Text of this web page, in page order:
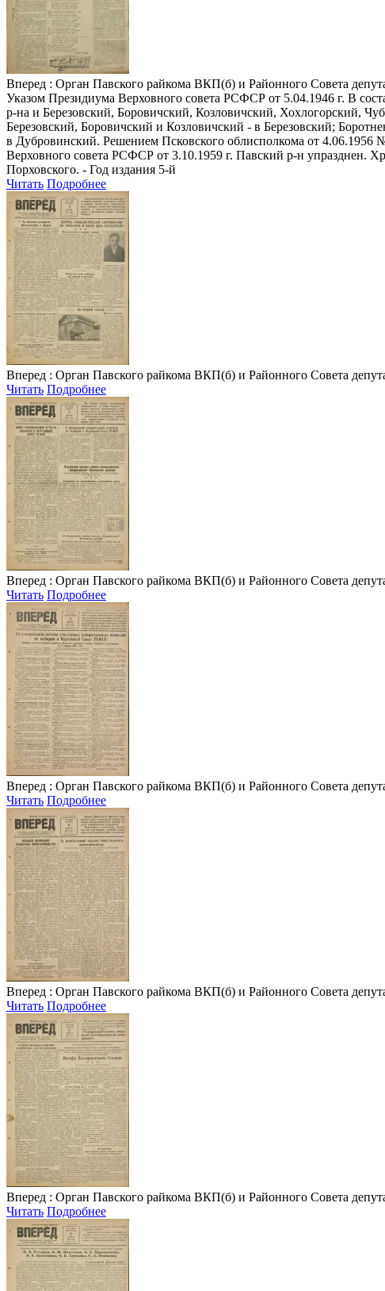
Вперед : Орган Павского райкома ВКП(б) и Районного Совета
Указом Президиума Верховного совета РСФСР от 5.04.1946 г. В
р-на и Березовский, Боровичский, Козловичский, Хохлогорский,
Березовский, Боровичский и Козловичский - в Березовский;
в Дубровинский. Решением Псковского облисполкома от 4.06.1956
Верховного совета РСФСР от 3.10.1959 г. Павский р-н упразднен.
Порховского. - Год издания 5-й
Читать Подробнее
Вперед : Орган Павского райкома ВКП(б) и Районного Совета
Читать Подробнее
Вперед : Орган Павского райкома ВКП(б) и Районного Совета
Читать Подробнее
Вперед : Орган Павского райкома ВКП(б) и Районного Совета
Читать Подробнее
Вперед : Орган Павского райкома ВКП(б) и Районного Совета
Читать Подробнее
Вперед : Орган Павского райкома ВКП(б) и Районного Совета
Читать Подробнее